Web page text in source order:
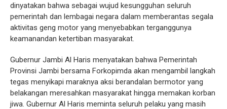
dinyatakan bahwa sebagai wujud kesungguhan seluruh
pemerintah dan lembagai negara dalam memberantas segala
aktivitas geng motor yang menyebabkan terganggunya
keamanandan ketertiban masyarakat.
Gubernur Jambi Al Haris menyatakan bahwa Pemerintah
Provinsi Jambi bersama Forkopimda akan mengambil langkah
tegas menyikapi maraknya aksi berandalan bermotor yang
belakangan meresahkan masyarakat hingga memakan korban
jiwa. Gubernur Al Haris meminta seluruh pelaku yang masih